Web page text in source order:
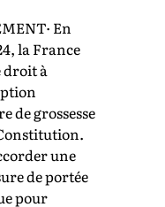
En
la France
à
de grossesse
une
de portée
pour